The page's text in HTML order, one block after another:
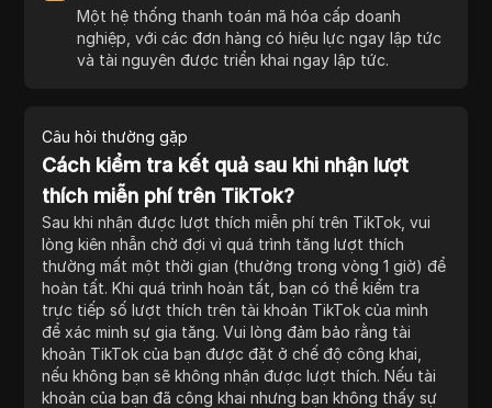
Một hệ thống thanh toán mã hóa cấp doanh
nghiệp, với các đơn hàng có hiệu lực ngay lập tức
và tài nguyên được triển khai ngay lập tức.
Câu hỏi thường gặp
Cách kiểm tra kết quả sau khi nhận lượt
thích miễn phí trên TikTok?
Sau khi nhận được lượt thích miễn phí trên TikTok, vui
lòng kiên nhẫn chờ đợi vì quá trình tăng lượt thích
thường mất một thời gian (thường trong vòng 1 giờ) để
hoàn tất. Khi quá trình hoàn tất, bạn có thể kiểm tra
trực tiếp số lượt thích trên tài khoản TikTok của mình
để xác minh sự gia tăng. Vui lòng đảm bảo rằng tài
khoản TikTok của bạn được đặt ở chế độ công khai,
nếu không bạn sẽ không nhận được lượt thích. Nếu tài
khoản của bạn đã công khai nhưng bạn không thấy sự